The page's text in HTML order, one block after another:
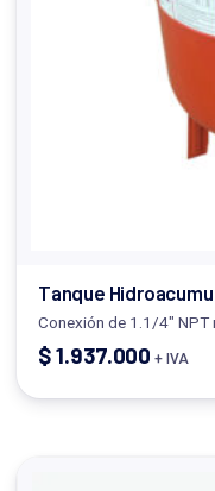
Tanque
Conexión de 1.1/4" NPT
$1.937.000 + IVA